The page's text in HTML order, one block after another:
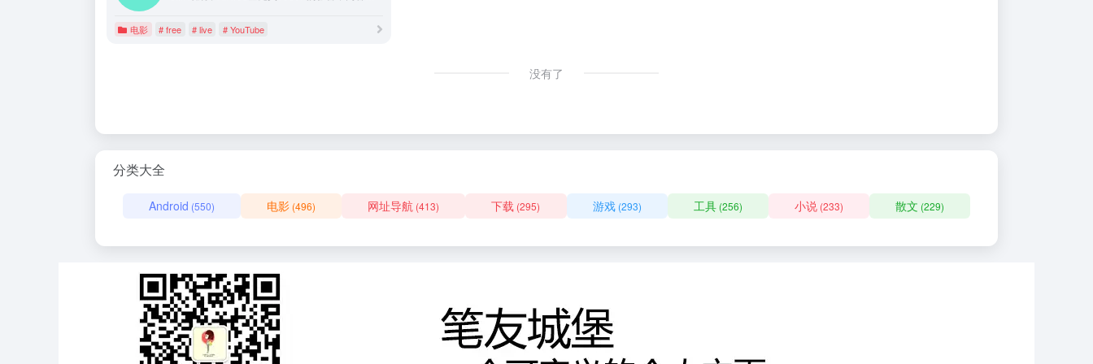
电影 # free # live # YouTube
没有了
分类大全
Android (550) 电影 (496) 网址导航 (413) 下载 (295) 游戏(293) 工具(256) 小说(233) 散文 (229)